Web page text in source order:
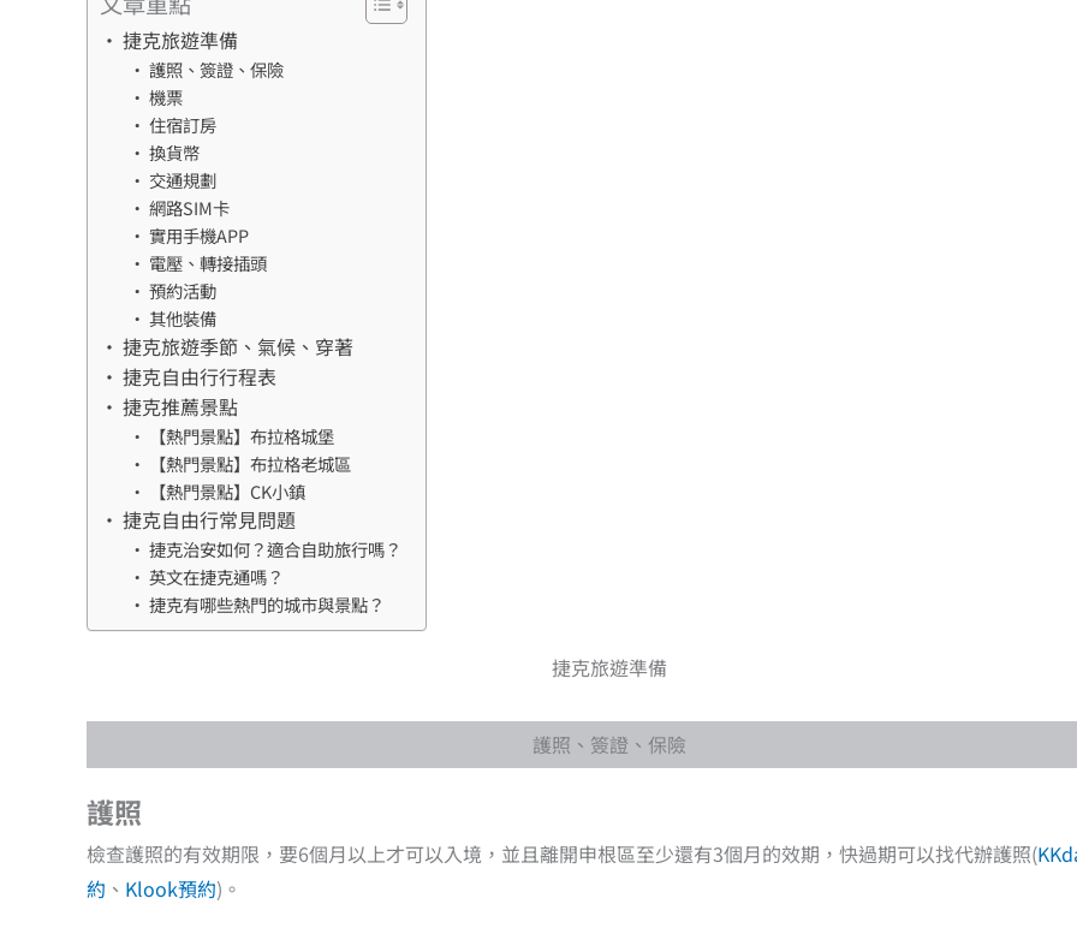
捷克旅遊準備
護照、簽證、保險
機票
住宿訂房
換貨幣
交通規劃
網路SIM卡
實用手機APP
電壓、轉接插頭
預約活動
其他裝備
捷克旅遊季節、氣候、穿著
捷克自由行行程表
捷克推薦景點
【熱門景點】布拉格城堡
【熱門景點】布拉格老城區
【熱門景點】CK小鎮
捷克自由行常見問題
捷克治安如何？適合自助旅行嗎？
英文在捷克通嗎？
捷克有哪些熱門的城市與景點？
捷克旅遊準備
護照、簽證、保險
護照
檢查護照的有效期限，要6個月以上才可以入境，並且離開申根區至少還有3個月的效期，快過期可以找代辦護照(
約 、 Klook預約)。